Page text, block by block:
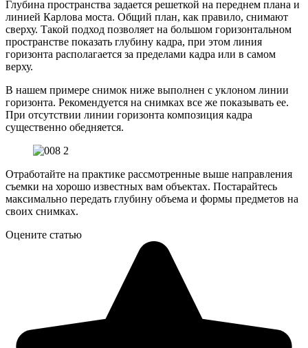
Глубина пространства задается решеткой на переднем плана и
линией Карлова моста. Общий план, как правило, снимают
сверху. Такой подход позволяет на большом горизонтальном
пространстве показать глубину кадра, при этом линия
горизонта располагается за пределами кадра или в самом
верху.
В нашем примере снимок ниже выполнен с уклоном линии
горизонта. Рекомендуется на снимках все же показывать ее.
При отсутствии линии горизонта композиция кадра
существенно обедняется.
Отработайте на практике рассмотренные выше направления
съемки на хорошо известных вам объектах. Постарайтесь
максимально передать глубину объема и формы предметов на
своих снимках.
Оцените статью